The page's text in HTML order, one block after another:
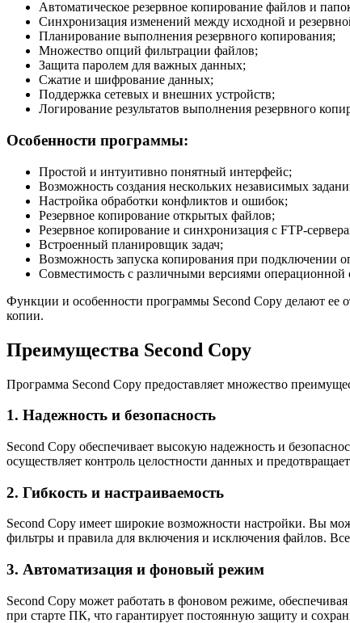
Автоматическое резервное копирование файлов и
Синхронизация изменений между исходной и
Планирование выполнения резервного копирования;
Множество опций фильтрации файлов;
Защита паролем для важных данных;
Сжатие и шифрование данных;
Поддержка сетевых и внешних устройств;
Логирование результатов выполнения резервного
Особенности программы:
Простой и интуитивно понятный интерфейс;
Возможность создания нескольких независимых
Настройка обработки конфликтов и ошибок;
Резервное копирование открытых файлов;
Резервное копирование и синхронизация с FTP-
Встроенный планировщик задач;
Возможность запуска копирования при подключении
Совместимость с различными версиями операционной
Функции и особенности программы Second Copy делают ее
копии.
Преимущества Second Copy
Программа Second Copy предоставляет множество
1. Надежность и безопасность
Second Copy обеспечивает высокую надежность и
осуществляет контроль целостности данных и
2. Гибкость и настраиваемость
Second Copy имеет широкие возможности настройки. Вы
фильтры и правила для включения и исключения файлов.
3. Автоматизация и фоновый режим
Second Copy может работать в фоновом режиме,
при старте ПК, что гарантирует постоянную защиту и